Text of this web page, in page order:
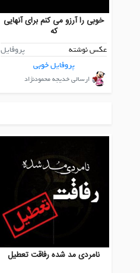
خوبی را آرزو می کنم برای آنهایی
که
عکس نوشته
پروفایل
پروفایل خوبی
ارسالی خدیجه محمودنژاد
نامردی مد شده رفاقت تعطیل